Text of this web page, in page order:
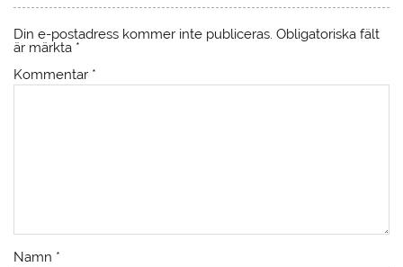
Din e-postadress kommer inte publiceras. Obligatoriska fält
är märkta *
Kommentar *
Namn *